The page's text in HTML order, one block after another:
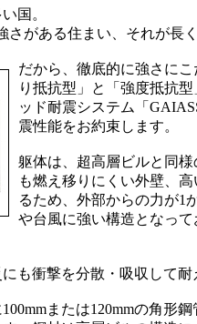
国。
さがある住まい、それが長
だから、徹底的に強さに
り抵抗型」と「強度抵抗
ッド耐震システム「
震性能をお約束します。
躯体は、超高層ビルと同様
も燃え移りにくい外壁、
るため、外部からの力が1
や台風に強い構造となっ
も衝撃を分散・吸収して
または120mmの角形